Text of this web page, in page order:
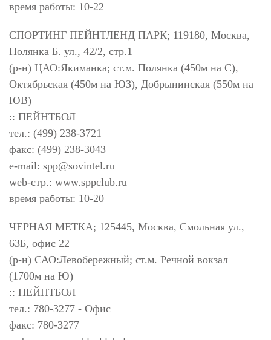
время работы: 10-22
СПОРТИНГ ПЕЙНТЛЕНД ПАРК; 119180, Москва,
Полянка Б. ул., 42/2, стр.1
(р-н) ЦАО:Якиманка; ст.м. Полянка (450м на С),
Октябрьская (450м на ЮЗ), Добрынинская (550м на
ЮВ)
:: ПЕЙНТБОЛ
тел.: (499) 238-3721
факс: (499) 238-3043
e-mail: spp@sovintel.ru
web-стр.: www.sppclub.ru
время работы: 10-20
ЧЕРНАЯ МЕТКА; 125445, Москва, Смольная ул.,
63Б, офис 22
(р-н) САО:Левобережный; ст.м. Речной вокзал
(1700м на Ю)
:: ПЕЙНТБОЛ
тел.: 780-3277 - Офис
факс: 780-3277